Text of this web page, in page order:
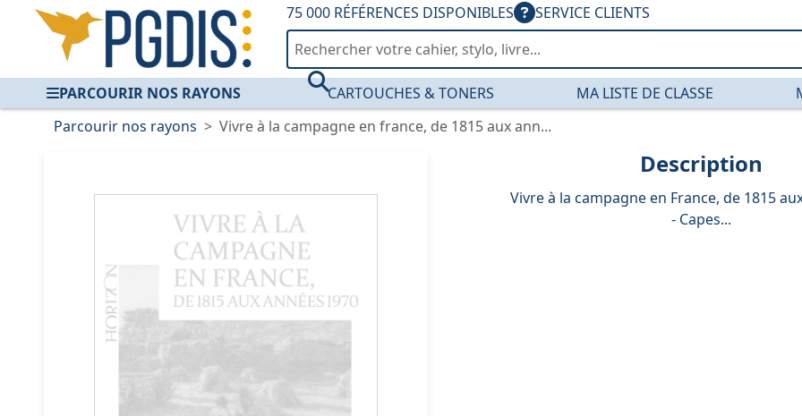
75 000 RÉFÉRENCES DISPONIBLES SERVICE CLIENTS
PARCOURIR NOS RAYONS CARTOUCHES & TONERS MA LISTE DE CLASSE
Parcourir nos rayons
Vivre à la campagne en france, de 1815 aux ann...
Description
Vivre à la campagne en France, de 1815
- Capes...